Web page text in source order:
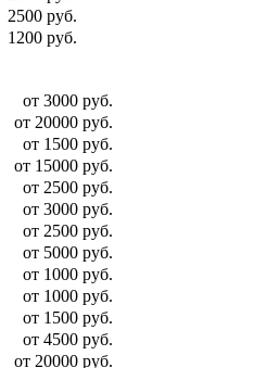
2500 руб.
1200 руб.
от 3000 руб.
от 20000 руб.
от 1500 руб.
от 15000 руб.
от 2500 руб.
от 3000 руб.
от 2500 руб.
от 5000 руб.
от 1000 руб.
от 1000 руб.
от 1500 руб.
от 4500 руб.
от 20000 руб.